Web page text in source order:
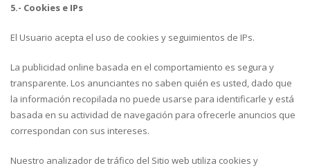
5.- Cookies e IPs
El Usuario acepta el uso de cookies y seguimientos de IPs.
La publicidad online basada en el comportamiento es segura y
transparente. Los anunciantes no saben quién es usted, dado que
la información recopilada no puede usarse para identificarle y está
basada en su actividad de navegación para ofrecerle anuncios que
correspondan con sus intereses.
Nuestro analizador de tráfico del Sitio web utiliza cookies y